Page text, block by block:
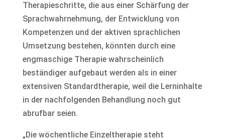
Therapieschritte, die aus einer Schärfung der
Sprachwahrnehmung, der Entwicklung von
Kompetenzen und der aktiven sprachlichen
Umsetzung bestehen, könnten durch eine
engmaschige Therapie wahrscheinlich
beständiger aufgebaut werden als in einer
extensiven Standardtherapie, weil die Lerninhalte
in der nachfolgenden Behandlung noch gut
abrufbar seien.
„Die wöchentliche Einzeltherapie steht